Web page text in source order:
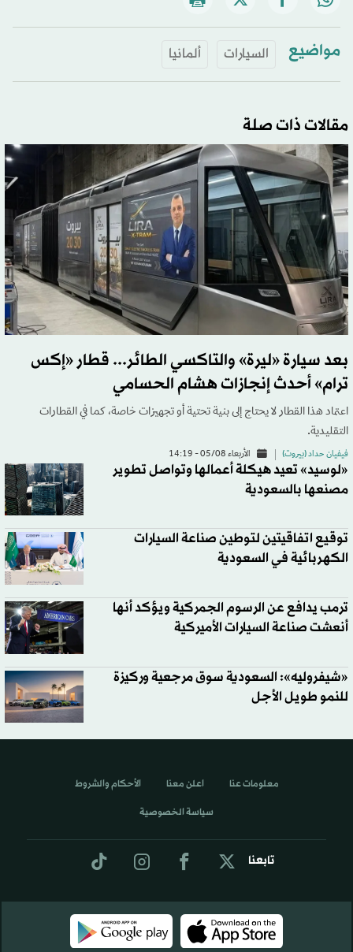
مواضيع السيارات ألمانيا
مقالات ذات صلة
بعد سيارة «ليرة» والتاكسي الطائر... قطار «إكس
ترام» أحدث إنجازات هشام الحسامي
اعتماد هذا القطار لا يحتاج إلى بنية تحتية أو تجهيزات خاصة، كما في القطارات
التقليدية.
فيفيان حداد (بيروت) الأربعاء 05/08 - 14:19
«لوسيد» تعيد هيكلة أعمالها وتواصل تطوير
مصنعها بالسعودية
توقيع اتفاقيتين لتوطين صناعة السيارات
الكهربائية في السعودية
ترمب يدافع عن الرسوم الجمركية ويؤكد أنها
أنعشت صناعة السيارات الأميركية
«شيفروليه»: السعودية سوق مرجعية وركيزة
للنمو طويل الأجل
تابعنا
معلومات عنا اعلن معنا الأحكام والشروط
سياسة الخصوصية